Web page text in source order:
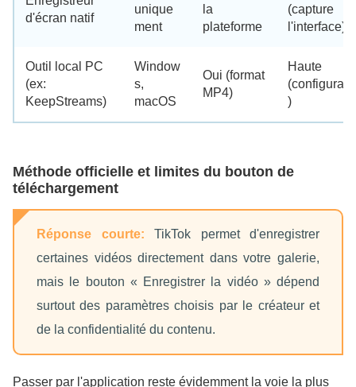
d'écran natif
unique
ment
la
plateforme
(capture
l'interface)
Outil local PC
(ex:
KeepStreams)
Window
s,
macOS
Oui (format
MP4)
Haute
)
Méthode officielle et limites du bouton de
téléchargement
Réponse courte: TikTok permet d'enregistrer
certaines vidéos directement dans votre galerie,
mais le bouton « Enregistrer la vidéo » dépend
surtout des paramètres choisis par le créateur et
de la confidentialité du contenu.
Passer par l'application reste évidemment la voie la plus